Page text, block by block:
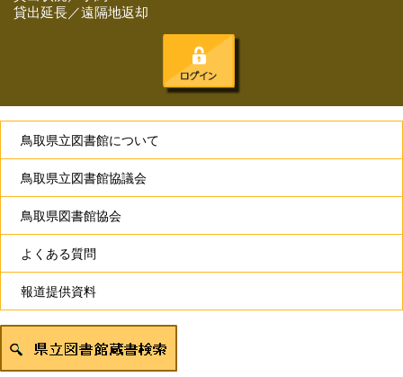
貸出延長／遠隔地返却
鳥取県立図書館について
鳥取県立図書館協議会
鳥取県図書館協会
よくある質問
報道提供資料